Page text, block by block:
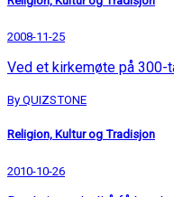
2008-11-25
Ved et kirkemøte på
By QUIZSTONE
Religion, Kultur og Tradisjon
2010-10-26